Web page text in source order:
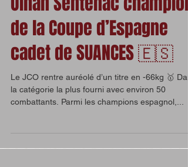
Oihan Sentenac champion
de la Coupe d’Espagne
cadet de SUANCES 🇪🇸
Le JCO rentre auréolé d’un titre en -66kg 🥇
la catégorie la plus fourni avec environ 50